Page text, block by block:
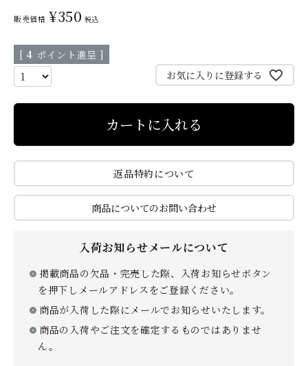
季節の限定商品
贈り物
私たちについて
ご利用ガイド
特定商取引法
販売価格 ¥350 税込
[ 4 ポイント進呈 ]
お気に入りに登録する
カートに入れる
返品特約について
商品についてのお問い合わせ
入荷お知らせメールについて
掲載商品の欠品・完売した際、入荷お知らせボタン
を押下しメールアドレスをご登録ください。
商品が入荷した際にメールでお知らせいたします。
商品の入荷やご注文を確定するものではありませ
ん。